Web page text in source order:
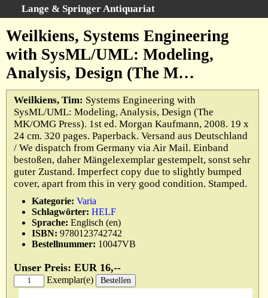
Lange & Springer Antiquariat
Startseite
Erweiterte Suche
Kategorien
Schlagwörter
Gesamtbestand
Warenkorb
Ankauf
AGB
Widerruf
Datenschutz
Impressum
Weilkiens, Systems Engineering
with SysML/UML: Modeling,
Analysis, Design (The M…
Weilkiens, Tim: Systems Engineering with
SysML/UML: Modeling, Analysis, Design (The
MK/OMG Press). 1st ed. Morgan Kaufmann, 2008. 19 x
24 cm. 320 pages. Paperback. Versand aus Deutschland
/ We dispatch from Germany via Air Mail. Einband
bestoßen, daher Mängelexemplar gestempelt, sonst sehr
guter Zustand. Imperfect copy due to slightly bumped
cover, apart from this in very good condition. Stamped.
Kategorie: Varia
Schlagwörter: HELF
Sprache: Englisch (en)
ISBN: 9780123742742
Bestellnummer: 10047VB
Unser Preis: EUR 16,--
Exemplar(e)